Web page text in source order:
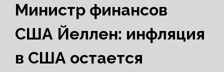
Министр финансов
США Йеллен: инфляция
в США остается